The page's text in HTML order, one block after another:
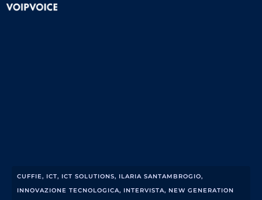
CUFFIE, ICT, ICT SOLUTIONS, ILARIA SANTAMBROGIO,
INNOVAZIONE TECNOLOGICA, INTERVISTA, NEW GENERATION